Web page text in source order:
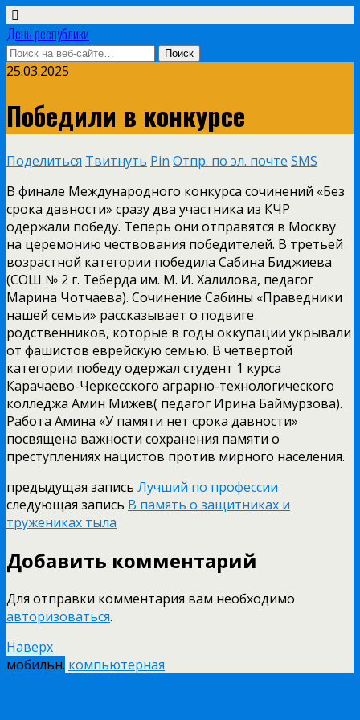
День республики
25.03.2025
Победили в конкурсе
Поделиться Твитнуть Pin Отпр. по эл. почте SMS
В финале Международного конкурса сочинений «Без
срока давности» сразу два участника из КЧР
одержали победу. Теперь они отправятся в Москву
на церемонию чествования победителей. В третьей
возрастной категории победила Сабина Биджиева
(СОШ № 2 г. Теберда им. М. И. Халилова, педагог
Марина Чотчаева). Сочинение Сабины «Праведники
нашей семьи» рассказывает о подвиге
родственников, которые в годы оккупации укрывали
от фашистов еврейскую семью. В четвертой
категории победу одержал студент 1 курса
Карачаево-Черкесского аграрно-технологического
колледжа Амин Мижев( педагог Ирина Баймурзова).
Работа Амина «У памяти нет срока давности»
посвящена важности сохранения памяти о
преступлениях нацистов против мирного населения.
предыдущая запись Лучший по профессии
следующая запись В память о защитниках и
тружениках тыла
Добавить комментарий
Для отправки комментария вам необходимо
авторизоваться.
Наверх
мобильн. компьютерная